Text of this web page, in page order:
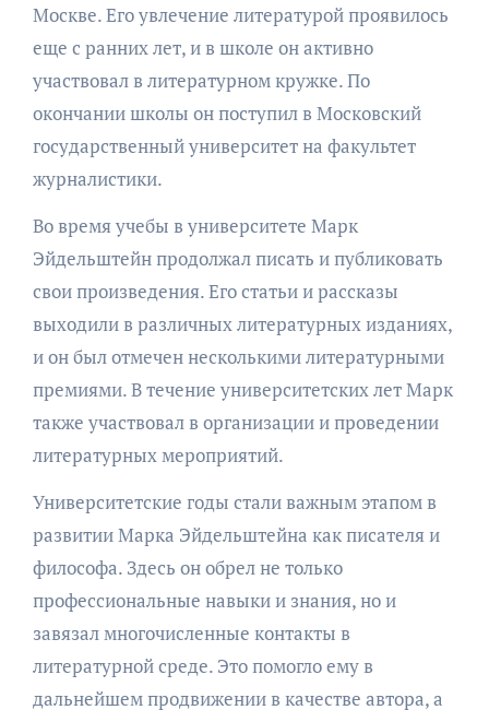
Москве. Его увлечение литературой проявилось
еще с ранних лет, и в школе он активно
участвовал в литературном кружке. По
окончании школы он поступил в Московский
государственный университет на факультет
журналистики.
Во время учебы в университете Марк
Эйдельштейн продолжал писать и публиковать
свои произведения. Его статьи и рассказы
выходили в различных литературных изданиях,
и он был отмечен несколькими литературными
премиями. В течение университетских лет Марк
также участвовал в организации и проведении
литературных мероприятий.
Университетские годы стали важным этапом в
развитии Марка Эйдельштейна как писателя и
философа. Здесь он обрел не только
профессиональные навыки и знания, но и
завязал многочисленные контакты в
литературной среде. Это помогло ему в
дальнейшем продвижении в качестве автора, а